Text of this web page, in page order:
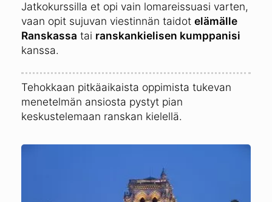
Jatkokurssilla et opi vain lomareissuasi varten,
vaan opit sujuvan viestinnän taidot elämälle
Ranskassa tai ranskankielisen kumppanisi
kanssa.
Tehokkaan pitkäaikaista oppimista tukevan
menetelmän ansiosta pystyt pian
keskustelemaan ranskan kielellä.